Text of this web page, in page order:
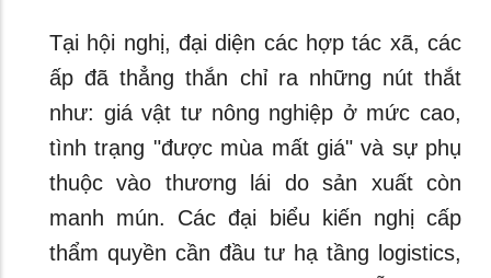
Tại hội nghị, đại diện các hợp tác xã, các
ấp đã thẳng thắn chỉ ra những nút thắt
như: giá vật tư nông nghiệp ở mức cao,
tình trạng "được mùa mất giá" và sự phụ
thuộc vào thương lái do sản xuất còn
manh mún. Các đại biểu kiến nghị cấp
thẩm quyền cần đầu tư hạ tầng logistics,